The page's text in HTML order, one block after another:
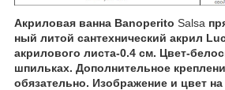
Акриловая ванна Banoperito Salsa
ный литой сантехнический акрил
акрилового листа-0.4 см. Цвет-
шпильках. Дополнительное
обязательно. Изображение и цвет